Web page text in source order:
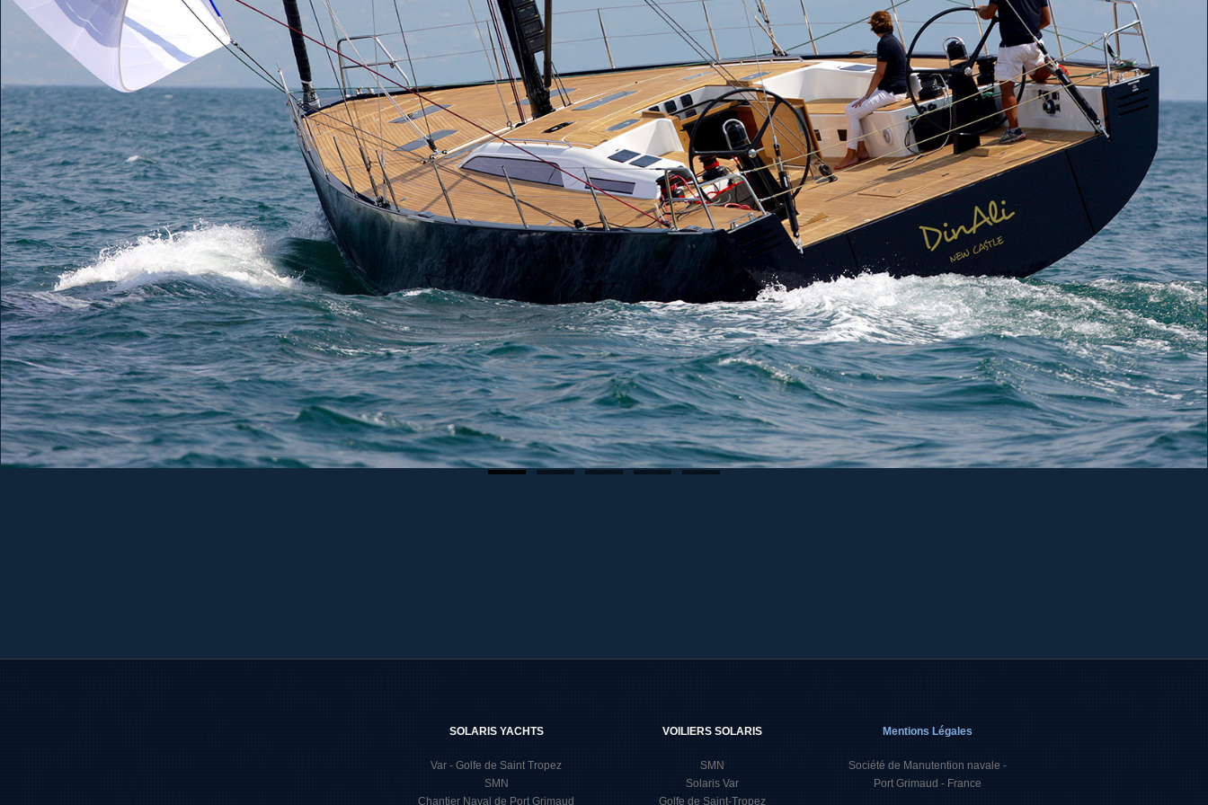
Solaris 68 Solaris 64 RS
SOLARIS YACHTS
Var - Golfe de Saint Tropez
SMN
Chantier Naval de Port Grimaud
VOILIERS SOLARIS
SMN
Solaris Var
Golfe de Saint-Tropez
Mentions Légales
Société de Manutention navale -
Port Grimaud - France